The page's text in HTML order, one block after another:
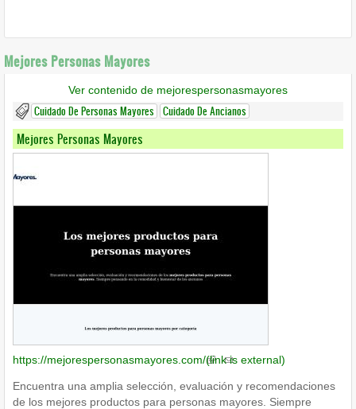
Mejores Personas Mayores
Ver contenido de mejorespersonasmayores
Cuidado De Personas Mayores Cuidado De Ancianos
Mejores Personas Mayores
https://mejorespersonasmayores.com/(link is external)
Encuentra una amplia selección, evaluación y recomendaciones
de los mejores productos para personas mayores. Siempre